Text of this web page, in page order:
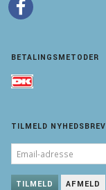
BETALINGSMETODER
TILMELD NYHEDSBREV
EMAIL-
ADRESSE
TILMELD AFMELD